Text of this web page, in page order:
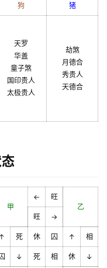
狗 猪
天罗
华盖
童子煞
国印贵人
太极贵人
劫煞
月德合
秀贵人
天德合
甲
←
旺
乙
旺 →
↑ 死 休 囚 ↑ 相
↓ 死 相 休 ↓